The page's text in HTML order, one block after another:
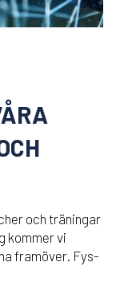
och träningar
kommer vi
framöver. Fys-